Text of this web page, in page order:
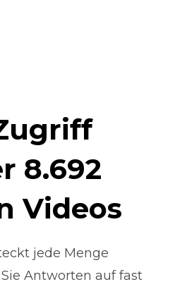
8.692
Videos
jede Menge
Antworten auf fast